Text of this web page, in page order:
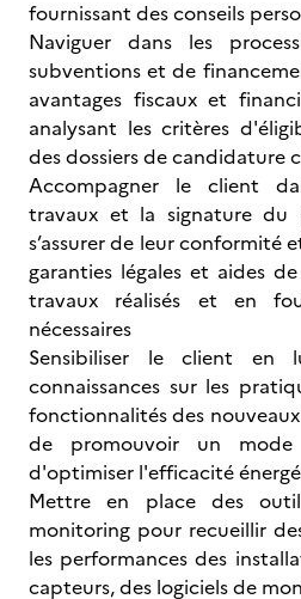
fournissant des conseils
Naviguer dans les
subventions et de
avantages fiscaux et
analysant les critères
des dossiers de candidature
Accompagner le client
travaux et la signature du
s’assurer de leur conformité
garanties légales et aides
travaux réalisés et en
nécessaires
Sensibiliser le client en
connaissances sur les
fonctionnalités des
de promouvoir un
d'optimiser l'efficacité
Mettre en place des
monitoring pour recueillir
les performances des
capteurs, des logiciels de